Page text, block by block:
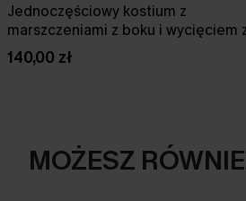
Jednoczęściowy kostium z
marszczeniami z boku i wycięciem
w kolorze wiśniowym
140,00 zł
MOŻESZ